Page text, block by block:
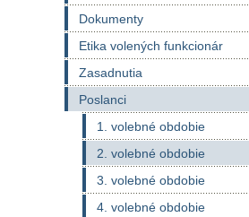
Dokumenty
Etika volených funkcionár
Zasadnutia
Poslanci
1. volebné obdobie
2. volebné obdobie
3. volebné obdobie
4. volebné obdobie